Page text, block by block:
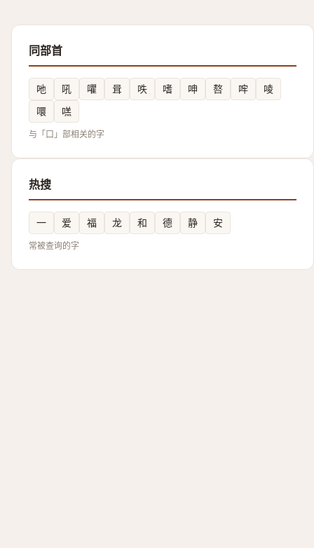
同部首
吔 吼 㘗 咠 呹 嗜 呻 嗸 哰
㖫
噮
㗝
与「口」部相关的字
热搜
一 爱 福 龙 和 德 静 安
常被查询的字